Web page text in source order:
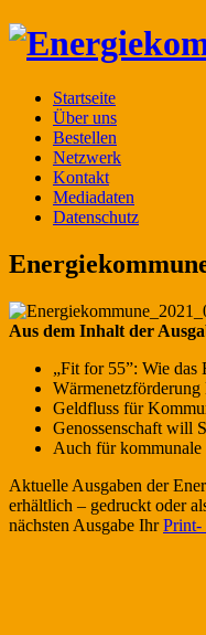
Startseite
Über uns
Bestellen
Netzwerk
Kontakt
Mediadaten
Datenschutz
Aus dem Inhalt der
„Fit for 55”: Wie
Geldfluss für
Genossenschaft will
Auch für
Aktuelle Ausgaben der
erhältlich – gedruckt oder
nächsten Ausgabe IhrPrint-